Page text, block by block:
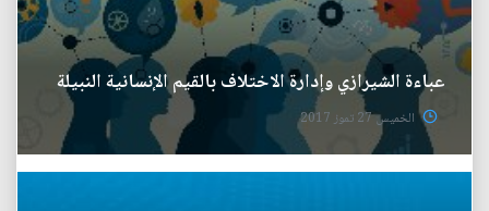
عباءة الشيرازي وإدارة الاختلاف بالقيم الإنسانية النبيلة
الخميس 27 تموز 2017